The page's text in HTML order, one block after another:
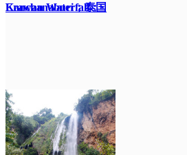
Kanchanaburi；泰国
Erawan Waterfall；